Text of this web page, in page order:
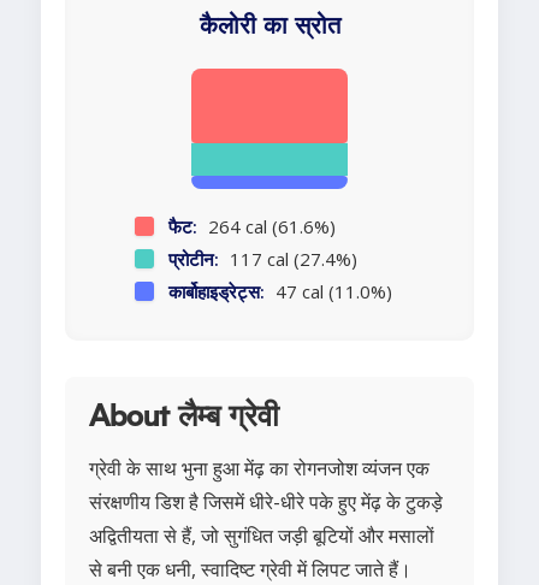
कैलोरी का स्रोत
फैट: 264 cal (61.6%)
प्रोटीन: 117 cal (27.4%)
कार्बोहाइड्रेट्स: 47 cal (11.0%)
About लैम्ब ग्रेवी
ग्रेवी के साथ भुना हुआ मेंढ़ का रोगनजोश व्यंजन एक
संरक्षणीय डिश है जिसमें धीरे-धीरे पके हुए मेंढ़ के टुकड़े
अद्वितीयता से हैं, जो सुगंधित जड़ी बूटियों और मसालों
से बनी एक धनी, स्वादिष्ट ग्रेवी में लिपट जाते हैं।